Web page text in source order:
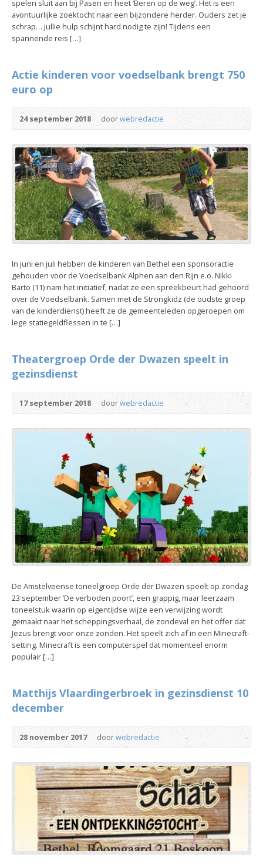
spelen sluit aan bij Pasen en heet ‘Beren op de weg’. Het is een
avontuurlijke zoektocht naar een bijzondere herder. Ouders zet je
schrap… jullie hulp schijnt hard nodig te zijn! Tijdens een
spannende reis […]
Actie kinderen voor voedselbank brengt 750
euro op
24 september 2018 doorwebredactie
In juni en juli hebben de kinderen van Bethel een sponsoractie
gehouden voor de Voedselbank Alphen aan den Rijn e.o. Nikki
Barto (11) nam het initiatief, nadat ze een spreekbeurt had gehoord
over de Voedselbank. Samen met de Strongkidz (de oudste groep
van de kinderdienst) heeft ze de gemeenteleden opgeroepen om
lege statiegeldflessen in te […]
Theatergroep Orde der Dwazen speelt in
gezinsdienst
17 september 2018 doorwebredactie
De Amstelveense toneelgroep Orde der Dwazen speelt op zondag
23 september ‘De verboden poort’, een grappig, maar leerzaam
toneelstuk waarin op eigentijdse wijze een verwijzing wordt
gemaakt naar het scheppingsverhaal, de zondeval en het offer dat
Jezus brengt voor onze zonden. Het speelt zich af in een Minecraft-
setting. Minecraft is een computerspel dat momenteel enorm
populair […]
Matthijs Vlaardingerbroek in gezinsdienst 10
december
28 november 2017 doorwebredactie